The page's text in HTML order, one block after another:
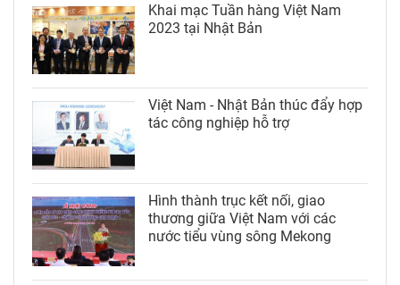
Khai mạc Tuần hàng Việt Nam
2023 tại Nhật Bản
Việt Nam - Nhật Bản thúc đẩy hợp
tác công nghiệp hỗ trợ
Hình thành trục kết nối, giao
thương giữa Việt Nam với các
nước tiểu vùng sông Mekong